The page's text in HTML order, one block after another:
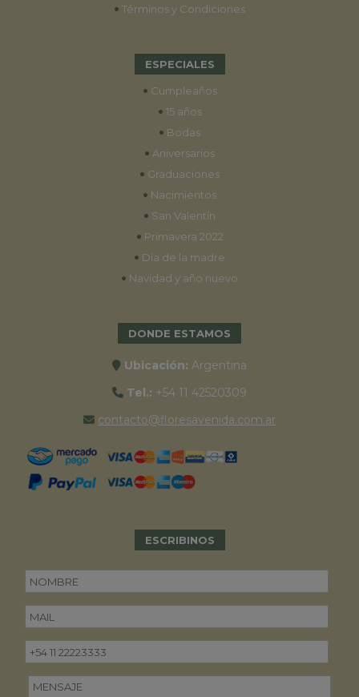
• Términos y Condiciones
ESPECIALES
• Cumpleaños
• 15 años
• Bodas
• Aniversarios
• Graduaciones
• Nacimientos
• San Valentín
• Primavera 2022
• Día de la madre
• Navidad y año nuevo
DONDE ESTAMOS
Ubicación: Argentina
Tel.: +54 11 42520309
contacto@floresavenida.com.ar
ESCRIBINOS